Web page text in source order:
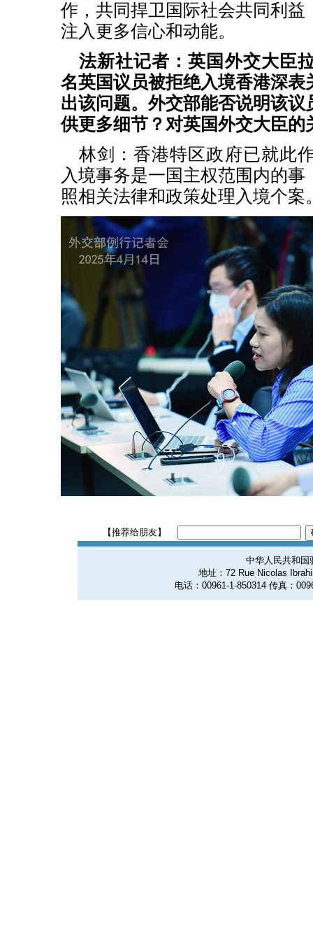
作，共同捍卫国际社会共同利益
注入更多信心和动能。
法新社记者：英国外交大臣
名英国议员被拒绝入境香港深表
出该问题。外交部能否说明该议
供更多细节？对英国外交大臣的
林剑：香港特区政府已就此
入境事务是一国主权范围内的
照相关法律和政策处理入境个案
【推荐给朋友】
中华人民共和国
地址：72 Rue Nicolas
电话：00961-1-850314 传真：